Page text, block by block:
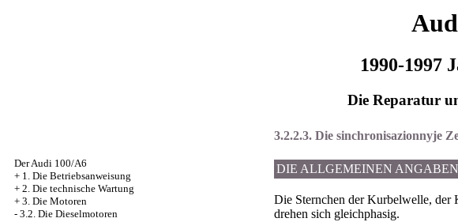
1990-1997
Die Reparatur
Der Audi 100/A6
+ 1. Die Betriebsanweisung
+ 2. Die technische Wartung
+ 3. Die Motoren
- 3.2. Die Dieselmotoren
3.2.2.3. Die sinchronisazionnyje
DIE ALLGEMEINEN ANGABEN
Die Sternchen der Kurbelwelle, der
drehen sich gleichphasig.